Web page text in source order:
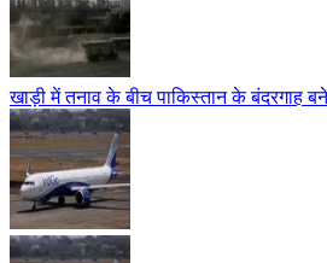
खाड़ी में तनाव के बीच पाकिस्तान के बंदरगाह